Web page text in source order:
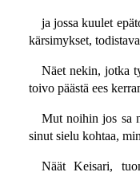
ja jossa kuulet
kärsimykset,
Näet nekin, jotka
toivo päästä ees
Mut noihin jos sa
sinut sielu kohtaa,
Näät Keisari,